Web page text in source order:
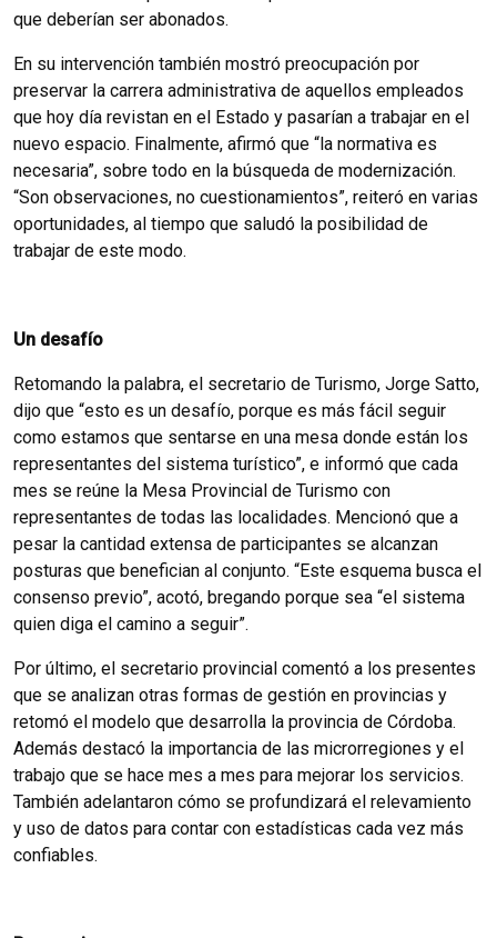
que deberían ser abonados.
En su intervención también mostró preocupación por
preservar la carrera administrativa de aquellos empleados
que hoy día revistan en el Estado y pasarían a trabajar en el
nuevo espacio. Finalmente, afirmó que “la normativa es
necesaria”, sobre todo en la búsqueda de modernización.
“Son observaciones, no cuestionamientos”, reiteró en varias
oportunidades, al tiempo que saludó la posibilidad de
trabajar de este modo.
Un desafío
Retomando la palabra, el secretario de Turismo, Jorge Satto,
dijo que “esto es un desafío, porque es más fácil seguir
como estamos que sentarse en una mesa donde están los
representantes del sistema turístico”, e informó que cada
mes se reúne la Mesa Provincial de Turismo con
representantes de todas las localidades. Mencionó que a
pesar la cantidad extensa de participantes se alcanzan
posturas que benefician al conjunto. “Este esquema busca el
consenso previo”, acotó, bregando porque sea “el sistema
quien diga el camino a seguir”.
Por último, el secretario provincial comentó a los presentes
que se analizan otras formas de gestión en provincias y
retomó el modelo que desarrolla la provincia de Córdoba.
Además destacó la importancia de las microrregiones y el
trabajo que se hace mes a mes para mejorar los servicios.
También adelantaron cómo se profundizará el relevamiento
y uso de datos para contar con estadísticas cada vez más
confiables.